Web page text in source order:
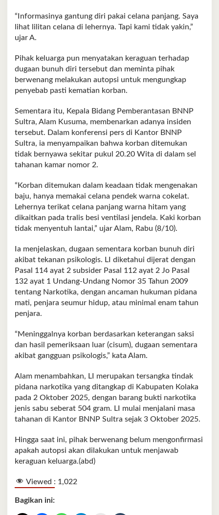
“Informasinya gantung diri pakai celana panjang. Saya
lihat lilitan celana di lehernya. Tapi kami tidak yakin,”
ujar A.
Pihak keluarga pun menyatakan keraguan terhadap
dugaan bunuh diri tersebut dan meminta pihak
berwenang melakukan autopsi untuk mengungkap
penyebab pasti kematian korban.
Sementara itu, Kepala Bidang Pemberantasan BNNP
Sultra, Alam Kusuma, membenarkan adanya insiden
tersebut. Dalam konferensi pers di Kantor BNNP
Sultra, ia menyampaikan bahwa korban ditemukan
tidak bernyawa sekitar pukul 20.20 Wita di dalam sel
tahanan kamar nomor 2.
“Korban ditemukan dalam keadaan tidak mengenakan
baju, hanya memakai celana pendek warna cokelat.
Lehernya terikat celana panjang warna hitam yang
dikaitkan pada tralis besi ventilasi jendela. Kaki korban
tidak menyentuh lantai,” ujar Alam, Rabu (8/10).
Ia menjelaskan, dugaan sementara korban bunuh diri
akibat tekanan psikologis. LI diketahui dijerat dengan
Pasal 114 ayat 2 subsider Pasal 112 ayat 2 Jo Pasal
132 ayat 1 Undang-Undang Nomor 35 Tahun 2009
tentang Narkotika, dengan ancaman hukuman pidana
mati, penjara seumur hidup, atau minimal enam tahun
penjara.
“Meninggalnya korban berdasarkan keterangan saksi
dan hasil pemeriksaan luar (cisum), dugaan sementara
akibat gangguan psikologis,” kata Alam.
Alam menambahkan, LI merupakan tersangka tindak
pidana narkotika yang ditangkap di Kabupaten Kolaka
pada 2 Oktober 2025, dengan barang bukti narkotika
jenis sabu seberat 504 gram. LI mulai menjalani masa
tahanan di Kantor BNNP Sultra sejak 3 Oktober 2025.
Hingga saat ini, pihak berwenang belum mengonfirmasi
apakah autopsi akan dilakukan untuk menjawab
keraguan keluarga.(abd)
Viewed : 1,022
Bagikan ini: